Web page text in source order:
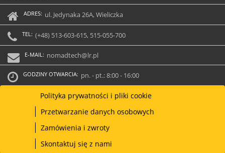
ADRES: ul. Jedynaka 26A, Wieliczka
TEL: (+48) 513-603-615, 515-055-700
E-MAIL: nomadtech@lr.pl
GODZINY OTWARCIA: pn. - pt.: 8:00 - 16:00
Polityka prywatności i pliki cookie
Przetwarzanie danych osobowych
Zamówienia i zwroty
Skontaktuj się z nami